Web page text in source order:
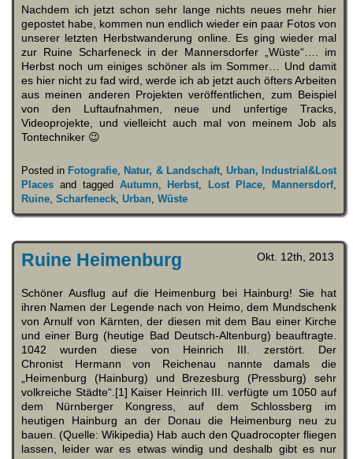
Nachdem ich jetzt schon sehr lange nichts neues mehr hier
gepostet habe, kommen nun endlich wieder ein paar Fotos von
unserer letzten Herbstwanderung online. Es ging wieder mal
zur Ruine Scharfeneck in der Mannersdorfer „Wüste“…. im
Herbst noch um einiges schöner als im Sommer… Und damit
es hier nicht zu fad wird, werde ich ab jetzt auch öfters Arbeiten
aus meinen anderen Projekten veröffentlichen, zum Beispiel
von den Luftaufnahmen, neue und unfertige Tracks,
Videoprojekte, und vielleicht auch mal von meinem Job als
Tontechniker 😉
Posted in Fotografie, Natur, & Landschaft, Urban, Industrial&Lost
Placesand tagged Autumn, Herbst, Lost Place, Mannersdorf,
Ruine, Scharfeneck, Urban, Wüste
Okt. 12th, 2013
Ruine Heimenburg
Schöner Ausflug auf die Heimenburg bei Hainburg! Sie hat
ihren Namen der Legende nach von Heimo, dem Mundschenk
von Arnulf von Kärnten, der diesen mit dem Bau einer Kirche
und einer Burg (heutige Bad Deutsch-Altenburg) beauftragte.
1042 wurden diese von Heinrich III. zerstört. Der
Chronist Hermann von Reichenau nannte damals die
„Heimenburg (Hainburg) und Brezesburg (Pressburg) sehr
volkreiche Städte“.[1] Kaiser Heinrich III. verfügte um 1050 auf
dem Nürnberger Kongress, auf dem Schlossberg im
heutigen Hainburg an der Donau die Heimenburg neu zu
bauen. (Quelle: Wikipedia) Hab auch den Quadrocopter fliegen
lassen, leider war es etwas windig und deshalb gibt es nur